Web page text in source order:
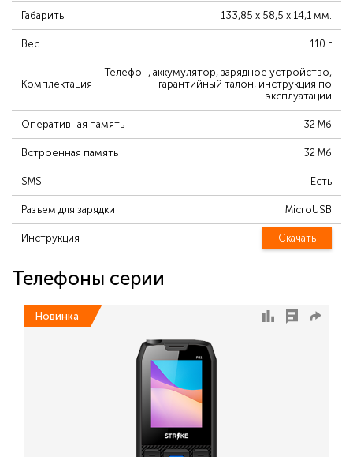
Габариты 133,85 х 58,5 х 14,1 мм.
Вес 110 г
Комплектация
Телефон, аккумулятор, зарядное устройство,
гарантийный талон, инструкция по
эксплуатации
Оперативная память 32 Mб
Встроенная память 32 Mб
SMS Есть
Разъем для зарядки MicroUSB
Инструкция Скачать
Телефоны серии
Новинка